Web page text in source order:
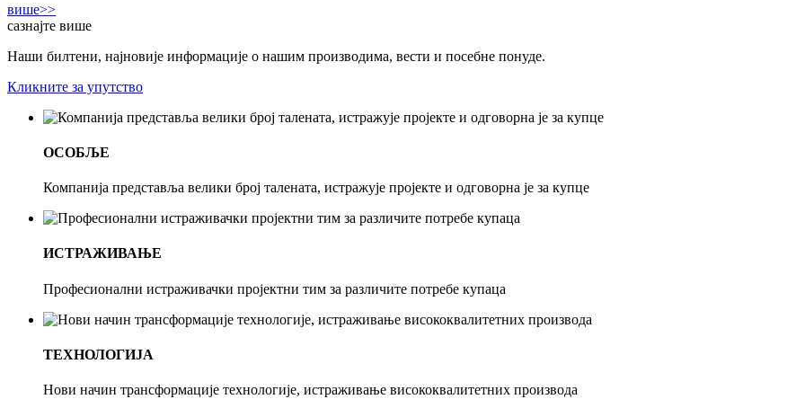
више>>
сазнајте више
Наши билтени, најновије информације о нашим производима, вести и посебне понуде.
Кликните за упутство
ОСОБЉЕ
Компанија представља велики број талената, истражује пројекте и одговорна је за купце
ИСТРАЖИВАЊЕ
Професионални истраживачки пројектни тим за различите потребе купаца
ТЕХНОЛОГИЈА
Нови начин трансформације технологије, истраживање висококвалитетних производа